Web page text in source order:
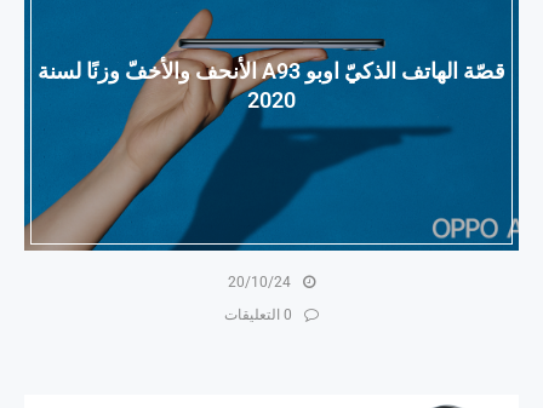
قصّة الهاتف الذكيّ اوبو A93 الأنحف والأخفّ وزنًا لسنة
2020
20/10/24
0 التعليقات